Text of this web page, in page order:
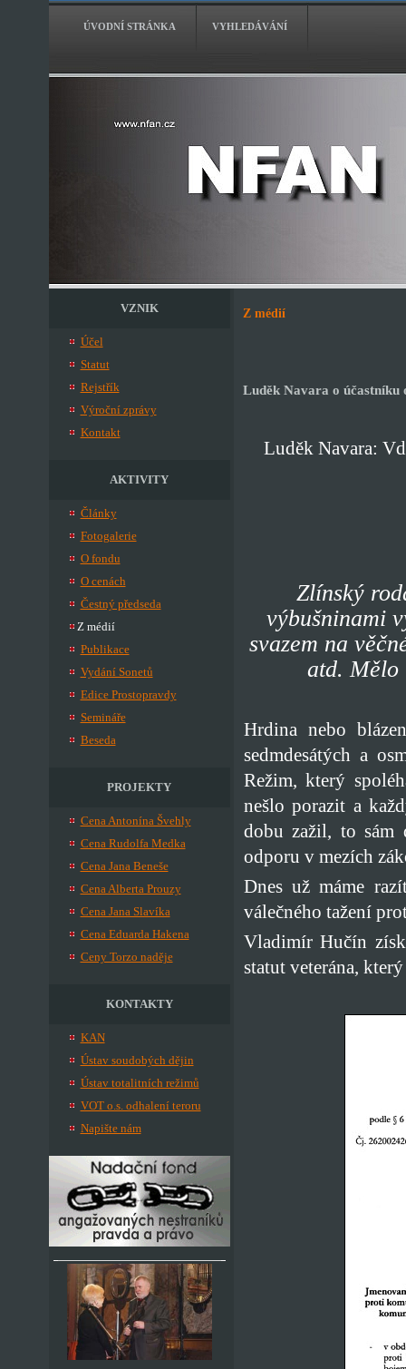
ÚVODNÍ STRÁNKA VYHLEDÁVÁNÍ
VZNIK
Účel
Statut
Rejstřík
Výroční zprávy
Kontakt
AKTIVITY
Články
Fotogalerie
O fondu
O cenách
Čestný předseda
Z médií
Publikace
Vydání Sonetů
Edice Prostopravdy
Semináře
Beseda
PROJEKTY
Cena Antonína Švehly
Cena Rudolfa Medka
Cena Jana Beneše
Cena Alberta Prouzy
Cena Jana Slavíka
Cena Eduarda Hakena
Ceny Torzo naděje
KONTAKTY
KAN
Ústav soudobých dějin
Ústav totalitních režimů
VOT o.s. odhalení teroru
Napište nám
Z médií
Luděk Navara o účastníku
Luděk Navara:
Zlínský
výbušninami
svazem na
atd. Mělo
Hrdina nebo
sedmdesátých a
Režim, který
nešlo porazit a
dobu zažil, to
odporu v mezích
Dnes už máme
válečného tažení
Vladimír Hučín
statut veterána,